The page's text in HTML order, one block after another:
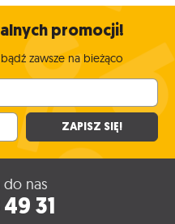
promocji!
zawsze na bieżąco
ZAPISZ SIĘ!
nas
31